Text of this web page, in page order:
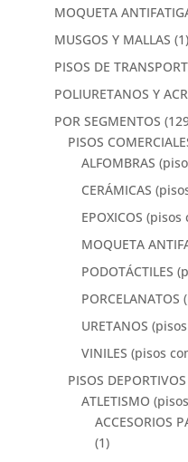
MOQUETA
MUSGOS Y MALLAS (1)
PISOS DE
POLIURETANOS Y
POR SEGMENTOS
PISOS
ALFOMBRAS
CERÁMICAS
EPOXICOS
MOQUETA
PODOTÁCTILES
URETANOS
VINILES (pisos
PISOS DEPORTIVOS
ATLETISMO
ACCESORIOS
(1)